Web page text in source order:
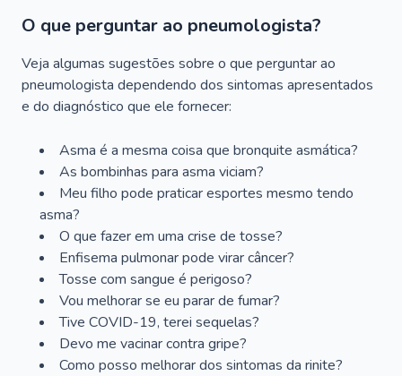
O que perguntar ao pneumologista?
Veja algumas sugestões sobre o que perguntar ao
pneumologista dependendo dos sintomas apresentados
e do diagnóstico que ele fornecer:
Asma é a mesma coisa que bronquite asmática?
As bombinhas para asma viciam?
Meu filho pode praticar esportes mesmo tendo
asma?
O que fazer em uma crise de tosse?
Enfisema pulmonar pode virar câncer?
Tosse com sangue é perigoso?
Vou melhorar se eu parar de fumar?
Tive COVID-19, terei sequelas?
Devo me vacinar contra gripe?
Como posso melhorar dos sintomas da rinite?